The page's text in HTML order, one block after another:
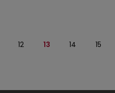
12 13 14 15